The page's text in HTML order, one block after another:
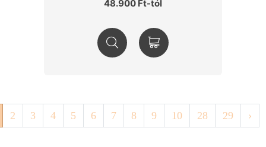
48.900 Ft-tól
2 3 4 5 6 7 8 9 10 28 29 ›